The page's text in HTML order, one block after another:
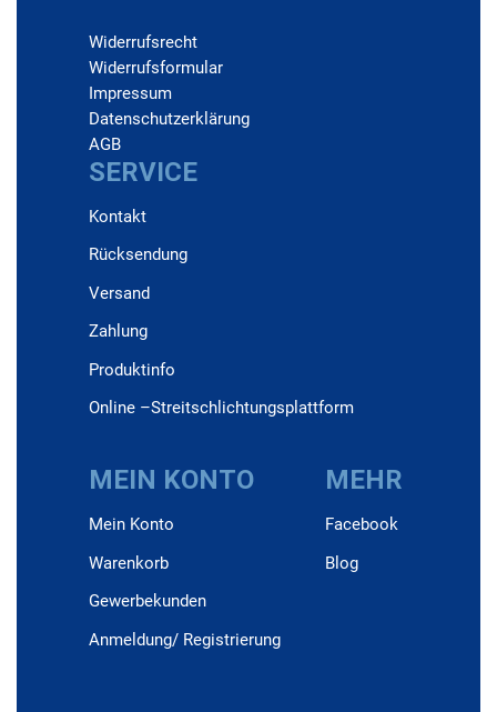
Widerrufs­recht
Widerrufs­formular
Impressum
Daten­schutz­erklärung
AGB
SERVICE
Kontakt
Rücksendung
Versand
Zahlung
Produktinfo
Online –Streitschlichtungsplattform
MEIN KONTO
Mein Konto
Warenkorb
Gewerbekunden
Anmeldung/ Registrierung
MEHR
Facebook
Blog